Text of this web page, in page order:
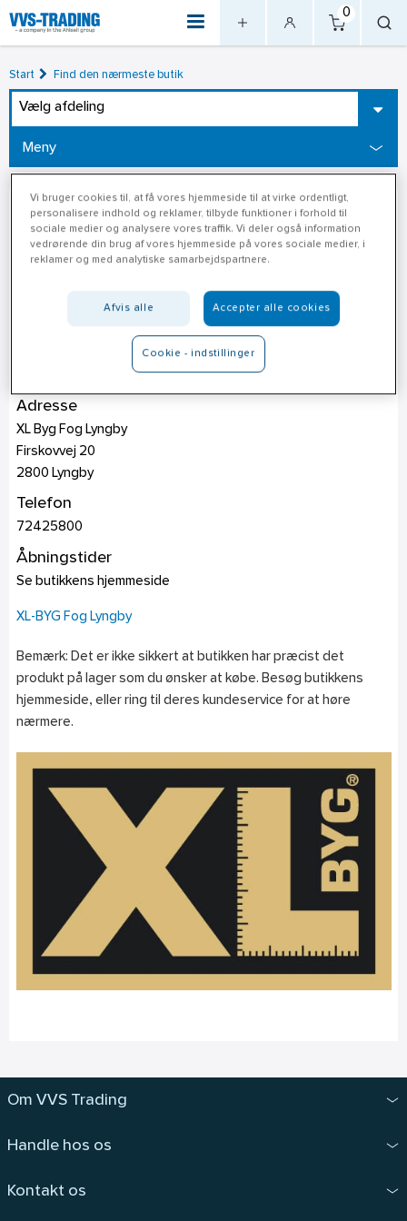
0
Start Find den nærmeste butik
Vælg afdeling
Meny
XL Byg Fog Lyngby
Adresse
XL Byg Fog Lyngby
Firskovvej 20
2800 Lyngby
Telefon
72425800
Åbningstider
Se butikkens hjemmeside
XL-BYG Fog Lyngby
Bemærk: Det er ikke sikkert at butikken har præcist det
produkt på lager som du ønsker at købe. Besøg butikkens
hjemmeside, eller ring til deres kundeservice for at høre
nærmere.
Om VVS Trading
Handle hos os
Kontakt os
Vi bruger cookies til, at få vores hjemmeside til at virke ordentligt,
personalisere indhold og reklamer, tilbyde funktioner i forhold til
sociale medier og analysere vores traffik. Vi deler også information
vedrørende din brug af vores hjemmeside på vores sociale medier, i
reklamer og med analytiske samarbejdspartnere.
Afvis alle Accepter alle cookies
Cookie - indstillinger